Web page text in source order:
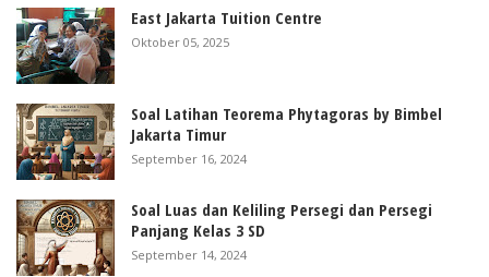
East Jakarta Tuition Centre
Oktober 05, 2025
Soal Latihan Teorema Phytagoras by Bimbel
Jakarta Timur
September 16, 2024
Soal Luas dan Keliling Persegi dan Persegi
Panjang Kelas 3 SD
September 14, 2024